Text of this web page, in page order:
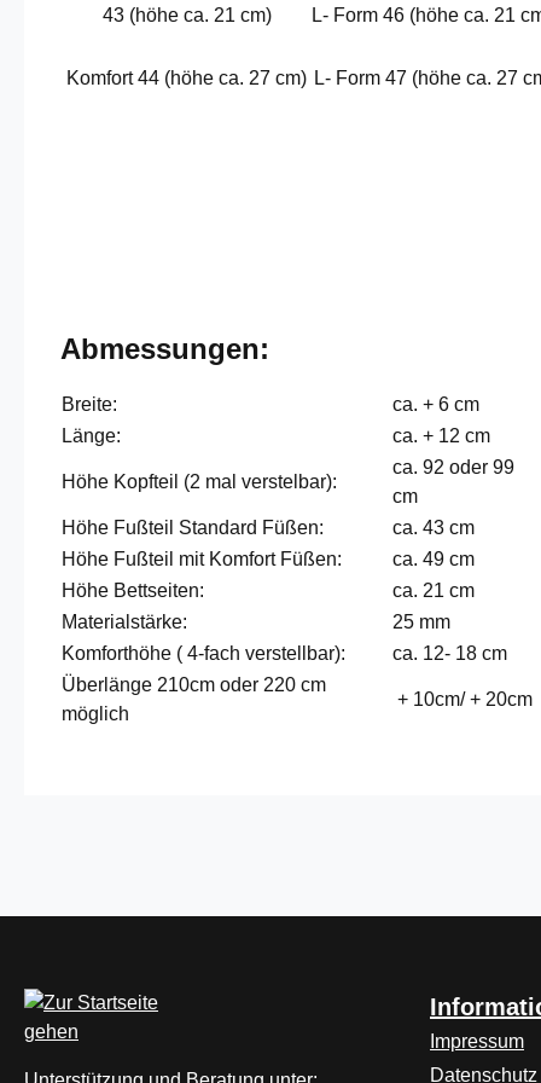
43 (höhe ca. 21 cm) L- Form 46 (höhe ca. 21
Komfort 44 (höhe ca. 27 cm) L- Form 47 (höhe ca. 27
Abmessungen:
Breite:
ca. + 6 cm
Länge:
ca. + 12 cm
Höhe Kopfteil (2 mal verstelbar):
ca. 92 oder 99
cm
Höhe Fußteil Standard Füßen:
ca. 43 cm
Höhe Fußteil mit Komfort Füßen:
ca. 49 cm
Höhe Bettseiten:
ca. 21 cm
Materialstärke:
25 mm
Komforthöhe ( 4-fach verstellbar):
ca. 12- 18 cm
Überlänge 210cm oder 220 cm
möglich
+ 10cm/ + 20cm
Impressum
Datenschutz